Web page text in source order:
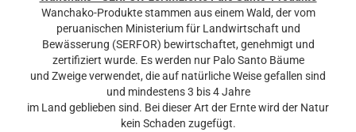
Wanchako-Produkte stammen aus einem Wald, der vom
peruanischen Ministerium für Landwirtschaft und
Bewässerung (SERFOR) bewirtschaftet, genehmigt und
zertifiziert wurde. Es werden nur Palo Santo Bäume
und Zweige verwendet, die auf natürliche Weise gefallen sind
und mindestens 3 bis 4 Jahre
im Land geblieben sind. Bei dieser Art der Ernte wird der Natur
kein Schaden zugefügt.